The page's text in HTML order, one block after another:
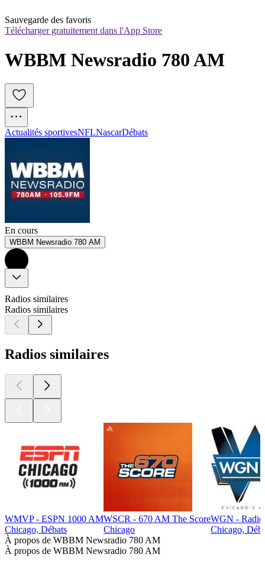
Sauvegarde des favoris
Télécharger gratuitement dans l'App Store
WBBM Newsradio 780 AM
Actualités sportivesNFLNascarDébats
En cours
WBBM Newsradio 780 AM
Radios similaires
Radios similaires
Radios similaires
WMVP - ESPN 1000 AM
Chicago, Débats
WSCR - 670 AM The Score
Chicago
WGN - Radio
Chicago,
À propos de WBBM Newsradio 780 AM
À propos de WBBM Newsradio 780 AM